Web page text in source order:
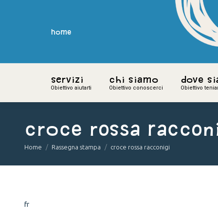
home
Servizi
Obiettivo aiutarti
Chi siamo
Obiettivo conoscerci
Dove
Obiettivo
croce rossa
You are here:
Home Rassegna stampa croce rossa racconigi
fr
home
Servizi
Obiettivo aiutarti
Chi siamo
Obiettivo conoscerci
Dove
Obiettivo